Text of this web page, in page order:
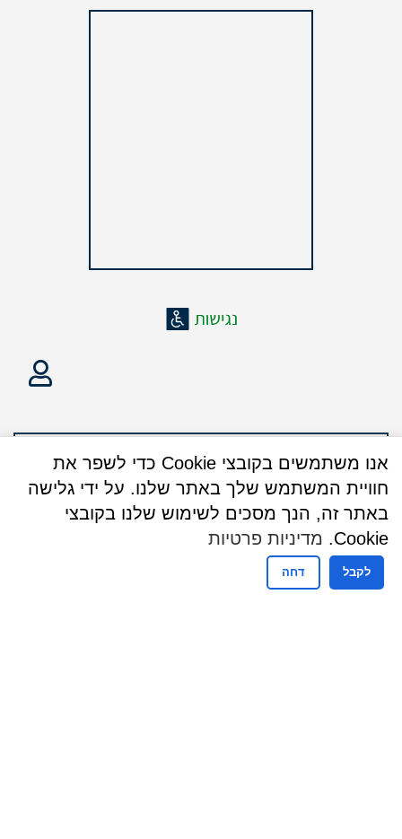
אנו משתמשים בקובצי Cookie כדי לשפר את
חוויית המשתמש שלך באתר שלנו. על ידי גלישה
באתר זה, הנך מסכים לשימוש שלנו בקובצי
Cookie.
מדיניות פרטיות
לקבל דחה